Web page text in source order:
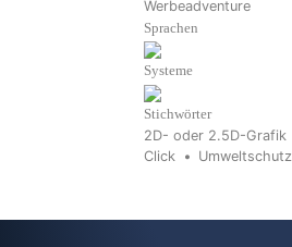
Werbeadventure
Sprachen
Systeme
Stichwörter
2D- oder 2.5D-Grafik
Click
Umweltschutz